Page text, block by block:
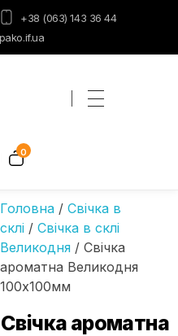
+38 (063) 143 36 44
0
Головна/ Свічка в
склі/ Свічка в склі
Великодня/ Свічка
ароматна Великодня
100х100мм
Свічка ароматна